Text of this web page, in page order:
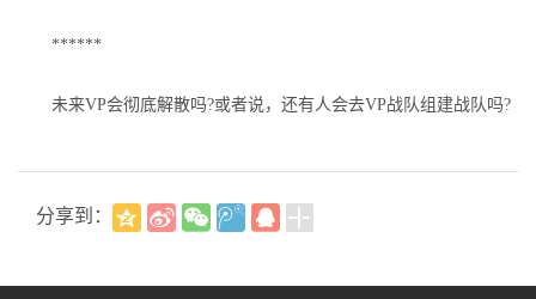
******
未来VP会彻底解散吗?或者说，还有人会去VP战队组建战队吗?
分享到：